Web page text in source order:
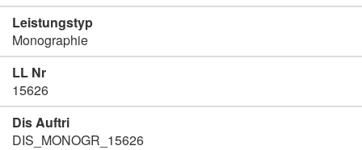
Leistungstyp
Monographie
LL Nr
15626
Dis Auftri
DIS_MONOGR_15626